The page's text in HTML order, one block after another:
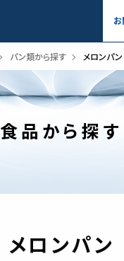
お
パン類から探す メロンパン
食品から探す
メロンパン